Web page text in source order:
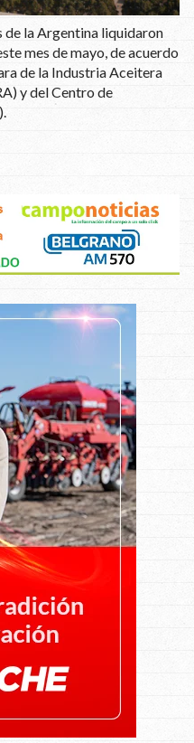
de la Argentina liquidaron
mes de mayo, de acuerdo
de la Industria Aceitera
y del Centro de